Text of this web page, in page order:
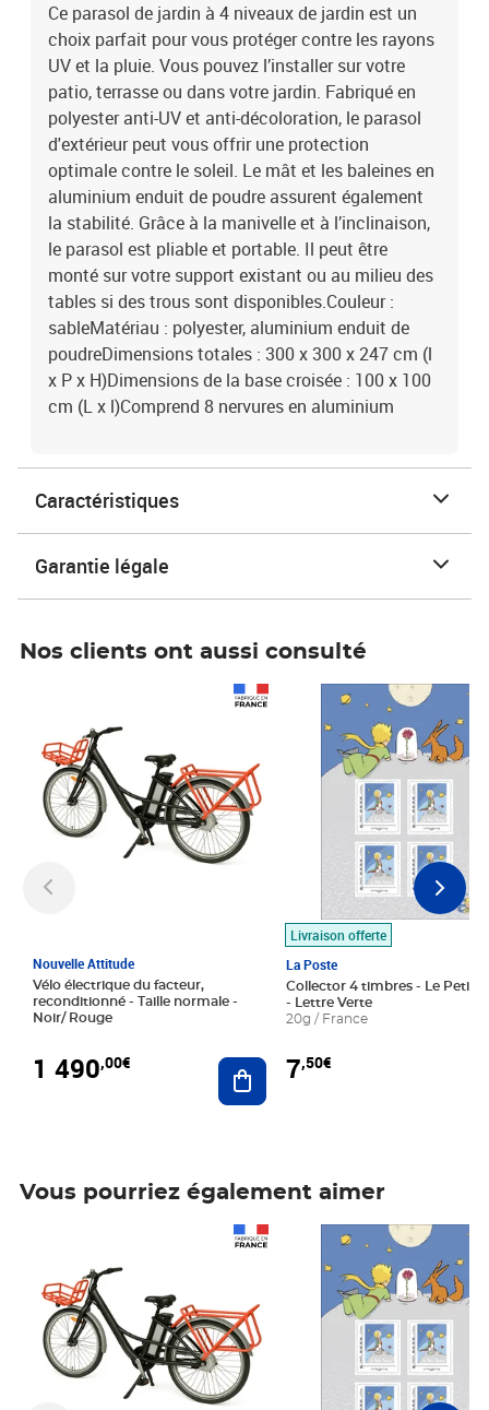
Ce parasol de jardin à 4 niveaux de jardin est un
choix parfait pour vous protéger contre les rayons
UV et la pluie. Vous pouvez l’installer sur votre
patio, terrasse ou dans votre jardin. Fabriqué en
polyester anti-UV et anti-décoloration, le parasol
d'extérieur peut vous offrir une protection
optimale contre le soleil. Le mât et les baleines en
aluminium enduit de poudre assurent également
la stabilité. Grâce à la manivelle et à l’inclinaison,
le parasol est pliable et portable. Il peut être
monté sur votre support existant ou au milieu des
tables si des trous sont disponibles.Couleur :
sableMatériau : polyester, aluminium enduit de
poudreDimensions totales : 300 x 300 x 247 cm (l
x P x H)Dimensions de la base croisée : 100 x 100
cm (L x l)Comprend 8 nervures en aluminium
Caractéristiques
Garantie légale
Nos clients ont aussi consulté
Nouvelle Attitude
Vélo électrique du facteur,
reconditionné - Taille normale -
Noir/ Rouge
1 490,00€ Ajouter au panier
Livraison offerte
La Poste
Collector 4 timbres - Le Petit
- Lettre Verte
20g / France
7,50€
Prix 7,50€
Vous pourriez également aimer
Prix 7,50€